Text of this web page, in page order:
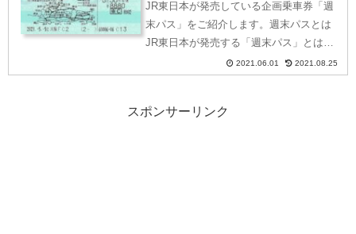
JR東日本が発売している企画乗車券「週
末パス」をご紹介します。週末パスとは
JR東日本が発売する「週末パス」とは、
フリーエリア内のJR東日本線・私鉄線普
通列車自由席が乗り降り自由なきっぷ
分はそのまま使うこと...
2021.06.01 2021.08.25
スポンサーリンク